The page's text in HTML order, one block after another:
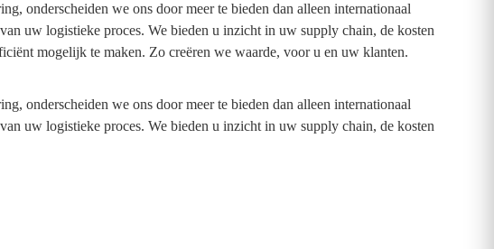
onderscheiden we ons door meer te bieden dan alleen internationaal
uw logistieke proces. We bieden u inzicht in uw supply chain, de kosten
mogelijk te maken. Zo creëren we waarde, voor u en uw klanten.
onderscheiden we ons door meer te bieden dan alleen internationaal
uw logistieke proces. We bieden u inzicht in uw supply chain, de kosten